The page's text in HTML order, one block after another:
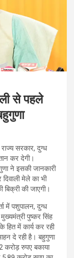
से पहले
सरकार, दुग्ध
कर देगी।
ने इसकी जानकारी
मेले का भी
की जाएगी।
में पशुपालन, दुग्ध
पुष्कर सिंह
में कार्य कर रही
दे रही है। बहुगुणा
करोड़ रुपए बकाया